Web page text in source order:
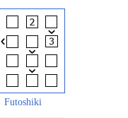
Futoshiki